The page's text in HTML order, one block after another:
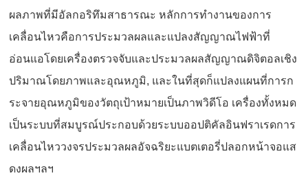
ผลภาพที่มีอัลกอริทึมสาธารณะ หลักการทำงานของการ
เคลื่อนไหวคือการประมวลผลและแปลงสัญญาณไฟฟ้าที่
อ่อนแอโดยเครื่องตรวจจับและประมวลผลสัญญาณดิจิตอลเชิง
ปริมาณโดยภาพและอุณหภูมิ, และในที่สุดก็แปลงแผนที่การก
ระจายอุณหภูมิของวัตถุเป้าหมายเป็นภาพวิดีโอ เครื่องทั้งหมด
เป็นระบบที่สมบูรณ์ประกอบด้วยระบบออปติคัลอินฟราเรดการ
เคลื่อนไหววงจรประมวลผลอัจฉริยะแบตเตอรี่ปลอกหน้าจอแส
ดงผลฯลฯ